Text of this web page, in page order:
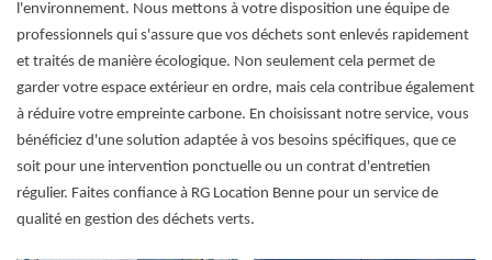
l'environnement. Nous mettons à votre disposition une équipe de
professionnels qui s'assure que vos déchets sont enlevés rapidement
et traités de manière écologique. Non seulement cela permet de
garder votre espace extérieur en ordre, mais cela contribue également
à réduire votre empreinte carbone. En choisissant notre service, vous
bénéficiez d'une solution adaptée à vos besoins spécifiques, que ce
soit pour une intervention ponctuelle ou un contrat d'entretien
régulier. Faites confiance à RG Location Benne pour un service de
qualité en gestion des déchets verts.